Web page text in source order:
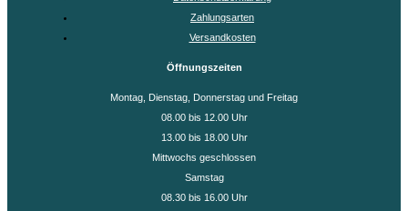
Zahlungsarten
Versandkosten
Öffnungszeiten
Montag, Dienstag, Donnerstag und Freitag
08.00 bis 12.00 Uhr
13.00 bis 18.00 Uhr
Mittwochs geschlossen
Samstag
08.30 bis 16.00 Uhr